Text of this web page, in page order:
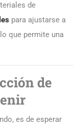
de
para ajustarse a
que permite una
de
es de esperar